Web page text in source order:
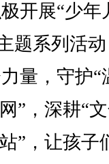
开展“少年
题系列活
量，守护“
”，深耕“
”，让孩子